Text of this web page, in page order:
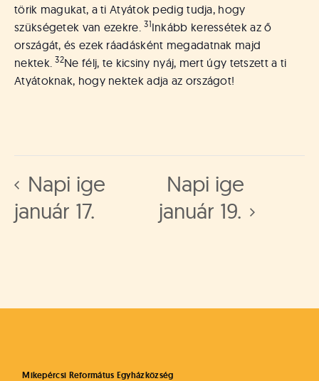
törik magukat, a ti Atyátok pedig tudja, hogy
szükségetek van ezekre.31Inkább keressétek az ő
országát, és ezek ráadásként megadatnak majd
nektek.32Ne félj, te kicsiny nyáj, mert úgy tetszett a ti
Atyátoknak, hogy nektek adja az országot!
Napi ige
január 17.
Napi ige
január 19.
Mikepércsi Református Egyházközség